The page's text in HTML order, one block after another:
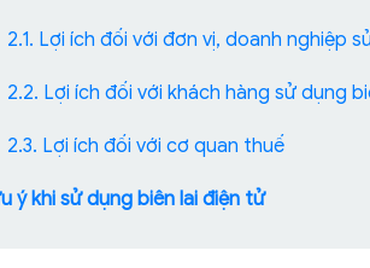
2.1. Lợi ích đối với đơn vị, doanh nghiệp
2.2. Lợi ích đối với khách hàng sử dụng
2.3. Lợi ích đối với cơ quan thuế
ý khi sử dụng biên lai điện tử